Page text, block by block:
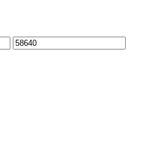
Максимальная
цена